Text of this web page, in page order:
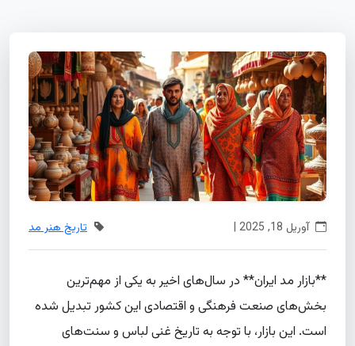
آوریل 18, 2025 | تاریخ هنر مد
**بازار مد ایران** در سال‌های اخیر به یکی از مهم‌ترین
بخش‌های صنعت فرهنگی و اقتصادی این کشور تبدیل شده
است. این بازار، با توجه به تاریخ غنی لباس و سنت‌های